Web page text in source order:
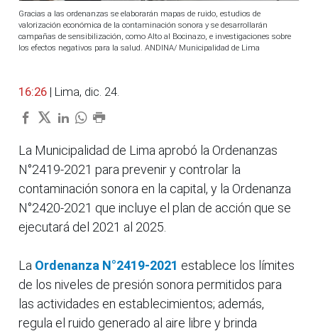
Gracias a las ordenanzas se elaborarán mapas de ruido, estudios de
valorización económica de la contaminación sonora y se desarrollarán
campañas de sensibilización, como Alto al Bocinazo, e investigaciones sobre
los efectos negativos para la salud. ANDINA/ Municipalidad de Lima
16:26 | Lima, dic. 24.
La Municipalidad de Lima aprobó la Ordenanzas
N°2419-2021 para prevenir y controlar la
contaminación sonora en la capital, y la Ordenanza
N°2420-2021 que incluye el plan de acción que se
ejecutará del 2021 al 2025.
La Ordenanza N°2419-2021 establece los límites
de los niveles de presión sonora permitidos para
las actividades en establecimientos; además,
regula el ruido generado al aire libre y brinda